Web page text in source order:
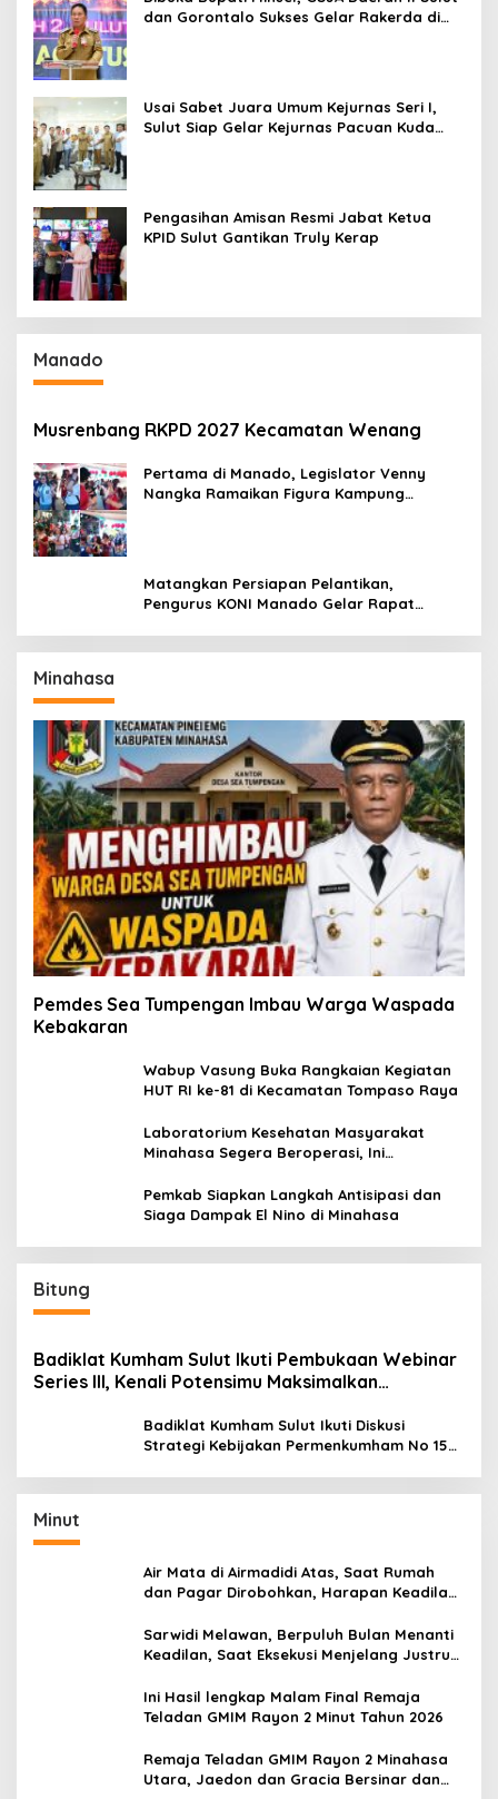
dan Gorontalo Sukses Gelar Rakerda di
Usai Sabet Juara Umum Kejurnas Seri I,
Sulut Siap Gelar Kejurnas Pacuan Kuda
Pengasihan Amisan Resmi Jabat Ketua
KPID Sulut Gantikan Truly Kerap
Manado
Musrenbang RKPD 2027 Kecamatan Wenang
Pertama di Manado, Legislator Venny
Nangka Ramaikan Figura Kampung
Matangkan Persiapan Pelantikan,
Pengurus KONI Manado Gelar Rapat
Minahasa
Pemdes Sea Tumpengan Imbau Warga Waspada
Kebakaran
Wabup Vasung Buka Rangkaian Kegiatan
HUT RI ke-81 di Kecamatan Tompaso Raya
Laboratorium Kesehatan Masyarakat
Minahasa Segera Beroperasi, Ini
Pemkab Siapkan Langkah Antisipasi dan
Siaga Dampak El Nino di Minahasa
Bitung
Badiklat Kumham Sulut Ikuti Pembukaan Webinar
Series III, Kenali Potensimu Maksimalkan
Badiklat Kumham Sulut Ikuti Diskusi
Strategi Kebijakan Permenkumham No 15
Minut
Air Mata di Airmadidi Atas, Saat Rumah
dan Pagar Dirobohkan, Harapan Keadilan
Sarwidi Melawan, Berpuluh Bulan Menanti
Keadilan, Saat Eksekusi Menjelang Justru
Ini Hasil lengkap Malam Final Remaja
Teladan GMIM Rayon 2 Minut Tahun 2026
Remaja Teladan GMIM Rayon 2 Minahasa
Utara, Jaedon dan Gracia Bersinar dan